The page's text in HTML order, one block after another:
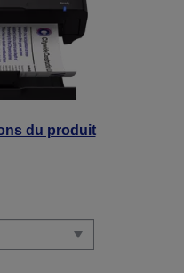
du produit